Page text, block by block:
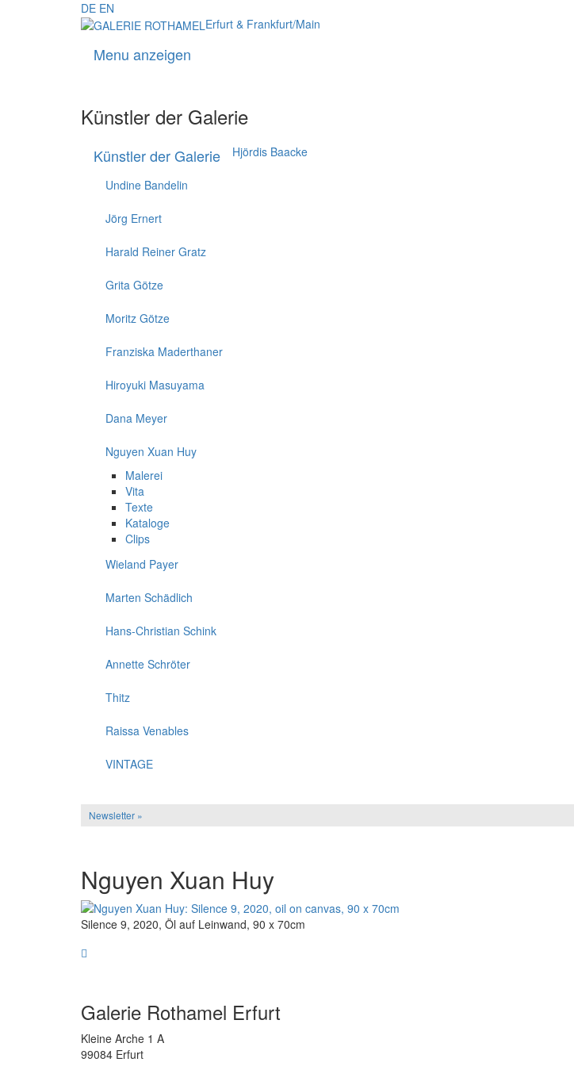
DE EN
Erfurt & Frankfurt/Main
Menu anzeigen
Künstler der Galerie
Künstler der Galerie Hjördis Baacke
Undine Bandelin
Jörg Ernert
Harald Reiner Gratz
Grita Götze
Moritz Götze
Franziska Maderthaner
Hiroyuki Masuyama
Dana Meyer
Nguyen Xuan Huy
Malerei
Vita
Texte
Kataloge
Clips
Wieland Payer
Marten Schädlich
Hans-Christian Schink
Annette Schröter
Thitz
Raissa Venables
VINTAGE
Newsletter »
Nguyen Xuan Huy
Silence 9, 2020, Öl auf Leinwand, 90 x 70cm
Galerie Rothamel Erfurt
Kleine Arche 1 A
99084 Erfurt